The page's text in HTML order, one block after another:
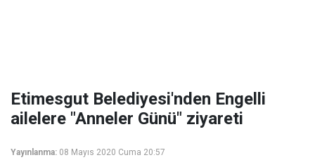
Etimesgut Belediyesi'nden Engelli
ailelere "Anneler Günü" ziyareti
Yayınlanma: 08 Mayıs 2020 Cuma 20:57